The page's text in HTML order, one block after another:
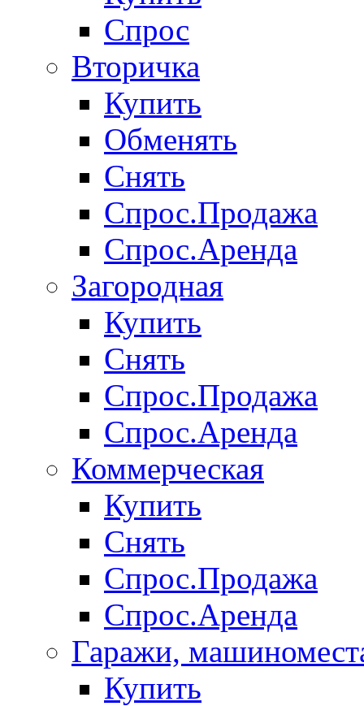
Спрос
Вторичка
Купить
Обменять
Снять
Спрос.Продажа
Спрос.Аренда
Загородная
Купить
Снять
Спрос.Продажа
Спрос.Аренда
Коммерческая
Купить
Снять
Спрос.Продажа
Спрос.Аренда
Гаражи,
Купить